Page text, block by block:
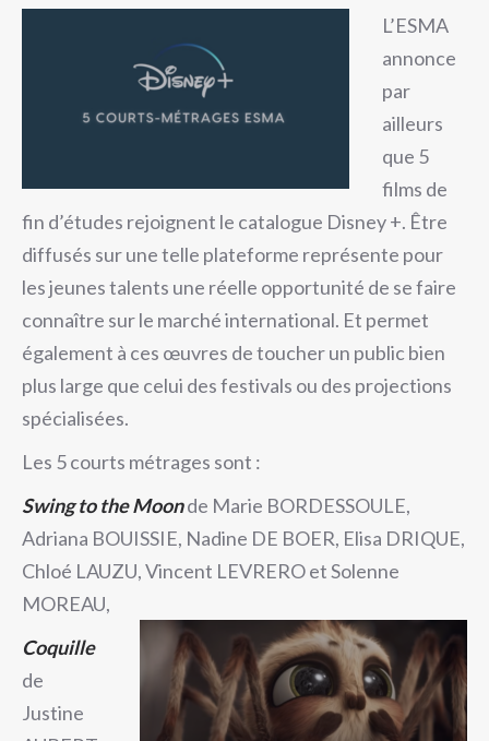
L’ESMA
annonce
par
ailleurs
que 5
films de
fin d’études rejoignent le catalogue Disney +. Être
diffusés sur une telle plateforme représente pour
les jeunes talents une réelle opportunité de se faire
connaître sur le marché international. Et permet
également à ces œuvres de toucher un public bien
plus large que celui des festivals ou des projections
spécialisées.
Les 5 courts métrages sont :
Swing to the Moonde Marie BORDESSOULE,
Adriana BOUISSIE, Nadine DE BOER, Elisa DRIQUE,
Chloé LAUZU, Vincent LEVRERO et Solenne
MOREAU,
Coquille
de
Justine